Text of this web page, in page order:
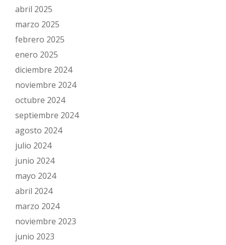
abril 2025
marzo 2025
febrero 2025
enero 2025
diciembre 2024
noviembre 2024
octubre 2024
septiembre 2024
agosto 2024
julio 2024
junio 2024
mayo 2024
abril 2024
marzo 2024
noviembre 2023
junio 2023